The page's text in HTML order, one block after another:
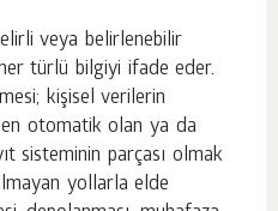
veya belirlenebilir
türlü bilgiyi ifade eder.
kişisel verilerin
otomatik olan ya da
sisteminin parçası olmak
yollarla elde